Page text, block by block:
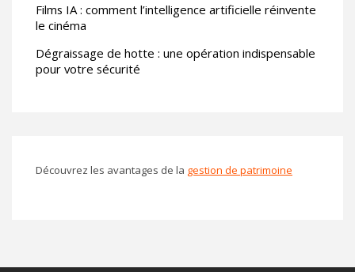
Films IA : comment l’intelligence artificielle réinvente
le cinéma
Dégraissage de hotte : une opération indispensable
pour votre sécurité
Découvrez les avantages de la gestion de patrimoine